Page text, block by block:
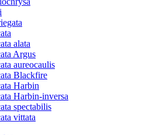
alata
Argus
aureocaulis
Blackfire
Harbin
Harbin-inversa
spectabilis
vittata